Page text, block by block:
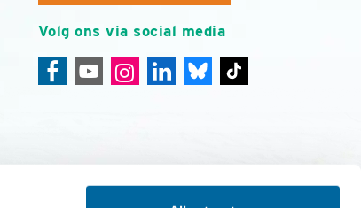
Volg ons via social media